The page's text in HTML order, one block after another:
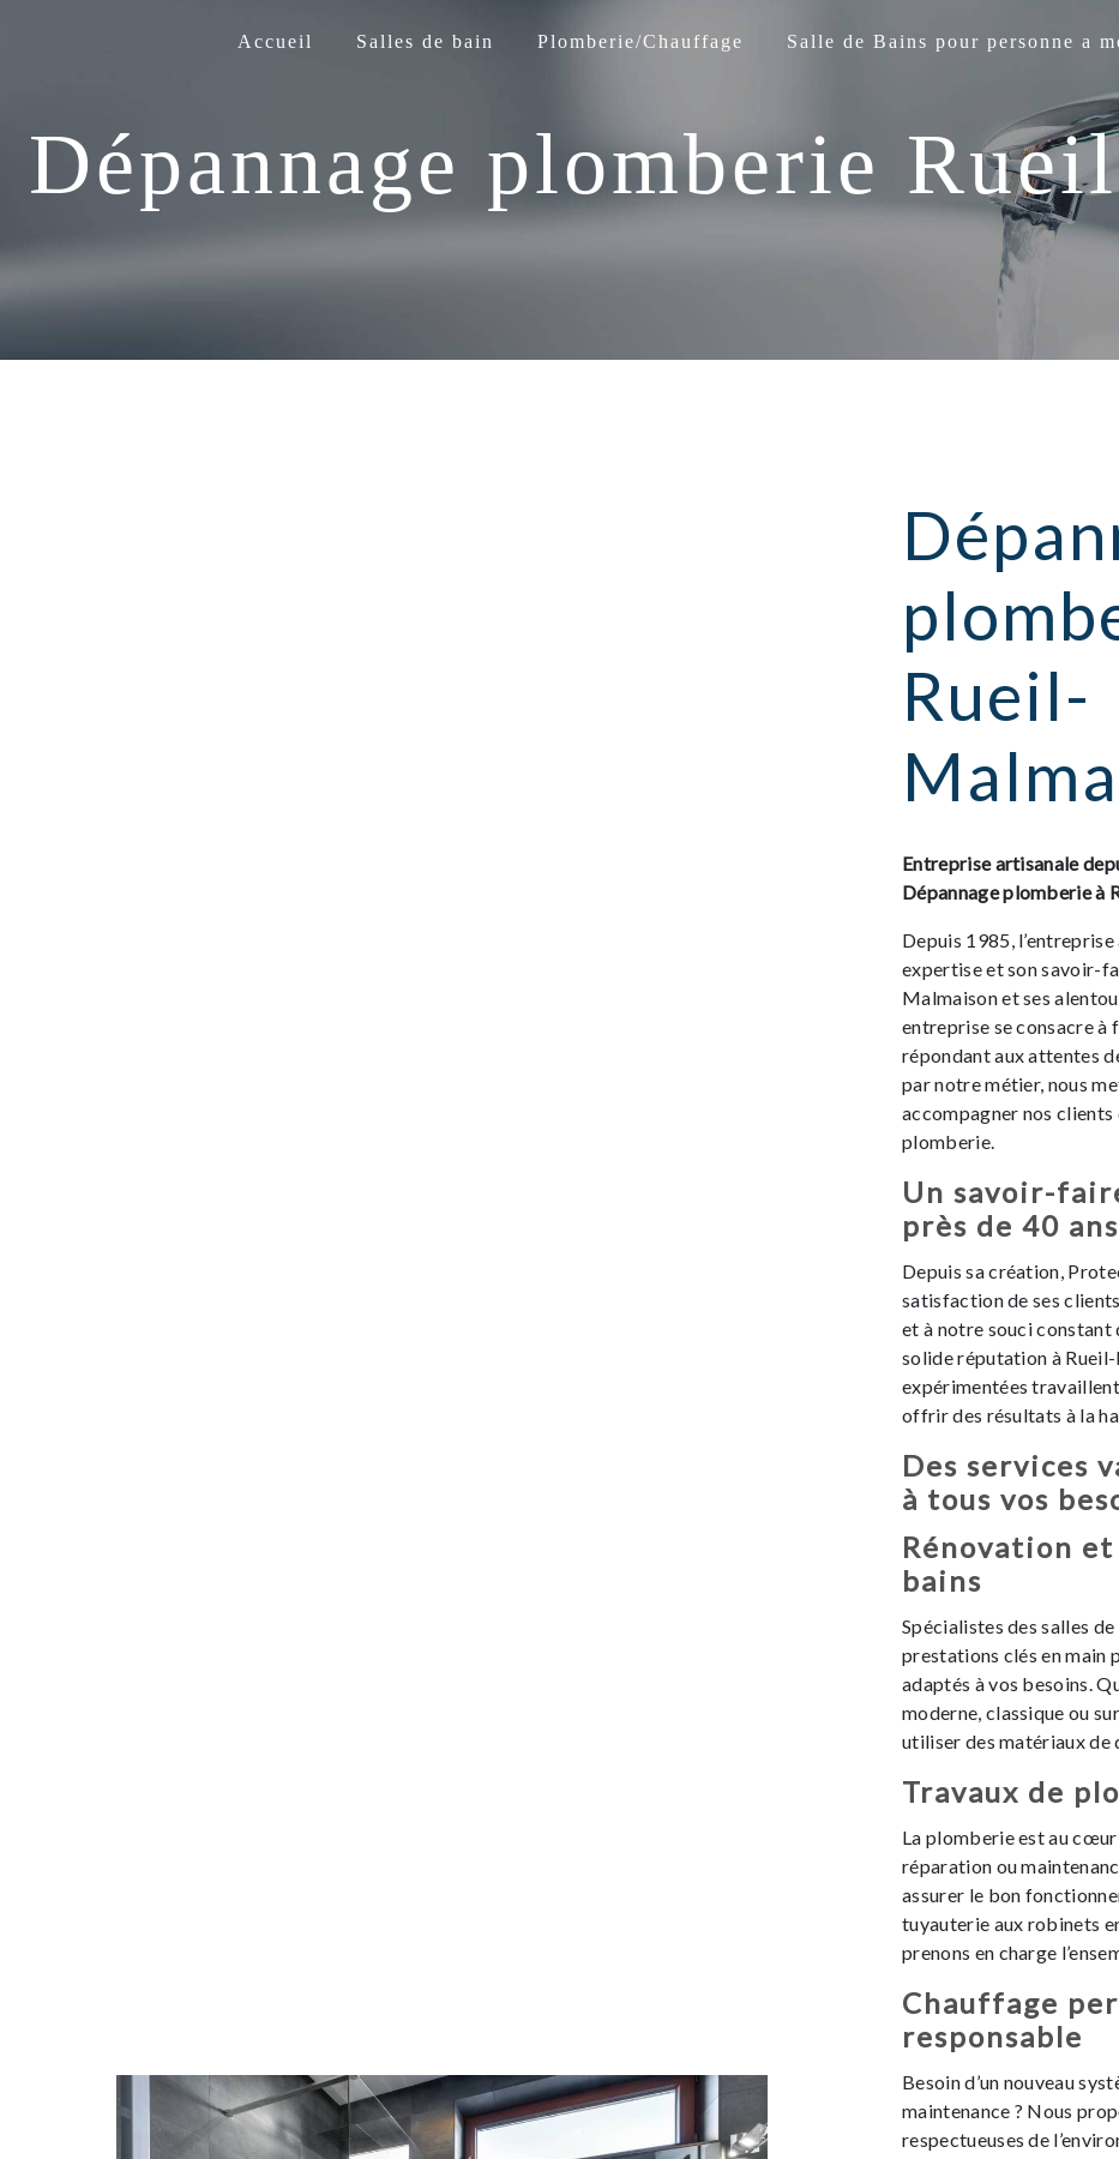
Accueil Salles de bain Plomberie/Chauffage Salle de Bains pour personne a
Dépannage plomberie
Rueil-
Entreprise artisanale
Dépannage plomberie à
Depuis 1985,
expertise et son savoir-
Malmaison et ses
entreprise se consacre
répondant aux attentes
par notre métier, nous
accompagner nos
plomberie.
Un savoir-
près de 40 ans
Depuis sa création,
satisfaction de ses
et à notre souci constant
solide réputation à
expérimentées
offrir des résultats à la
Des services
à tous vos
Rénovation
bains
Spécialistes des salles
prestations clés en main
adaptés à vos besoins.
moderne, classique ou
utiliser des matériaux de
Travaux de
La plomberie est au
réparation ou
assurer le bon
tuyauterie aux robinets
prenons en charge
Chauffage
responsable
Besoin d’un nouveau
maintenance ? Nous
respectueuses de